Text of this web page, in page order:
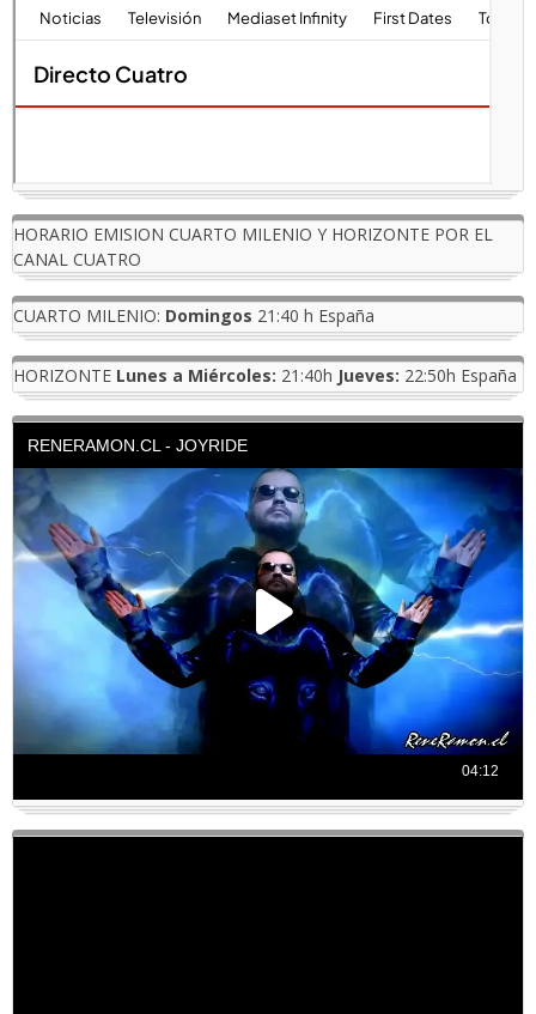
HORARIO EMISION CUARTO MILENIO Y HORIZONTE POR EL
CANAL CUATRO
CUARTO MILENIO: Domingos 21:40 h España
HORIZONTE Lunes a Miércoles: 21:40h Jueves: 22:50h España